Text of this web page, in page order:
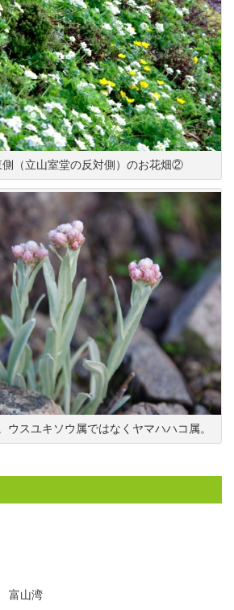
側（立山室堂の反対側）のお花畑②
ウスユキソウ属ではなくヤマハハコ属。
富山湾